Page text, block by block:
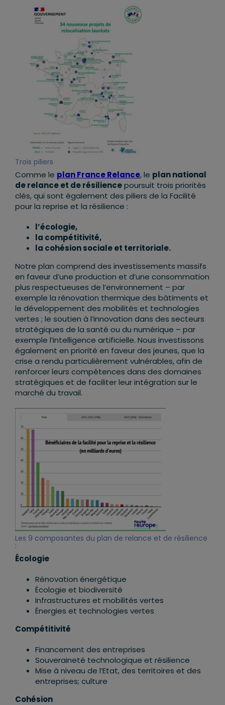
Trois piliers
Comme le plan France Relance, le plan national
de relance et de résiliencepoursuit trois priorités
clés, qui sont également des piliers de la Facilité
pour la reprise et la résilience :
l’écologie,
la compétitivité,
la cohésion sociale et territoriale.
Notre plan comprend des investissements massifs
en faveur d’une production et d’une consommation
plus respectueuses de l’environnement – par
exemple la rénovation thermique des bâtiments et
le développement des mobilités et technologies
vertes ; le soutien à l’innovation dans des secteurs
stratégiques de la santé ou du numérique – par
exemple l’intelligence artificielle. Nous investissons
également en priorité en faveur des jeunes, que la
crise a rendu particulièrement vulnérables, afin de
renforcer leurs compétences dans des domaines
stratégiques et de faciliter leur intégration sur le
marché du travail.
Les 9 composantes du plan de relance et de résilience
:
Écologie
Rénovation énergétique
Écologie et biodiversité
Infrastructures et mobilités vertes
Énergies et technologies vertes
Compétitivité
Financement des entreprises
Souveraineté technologique et résilience
Mise à niveau de l’Etat, des territoires et des
entreprises; culture
Cohésion